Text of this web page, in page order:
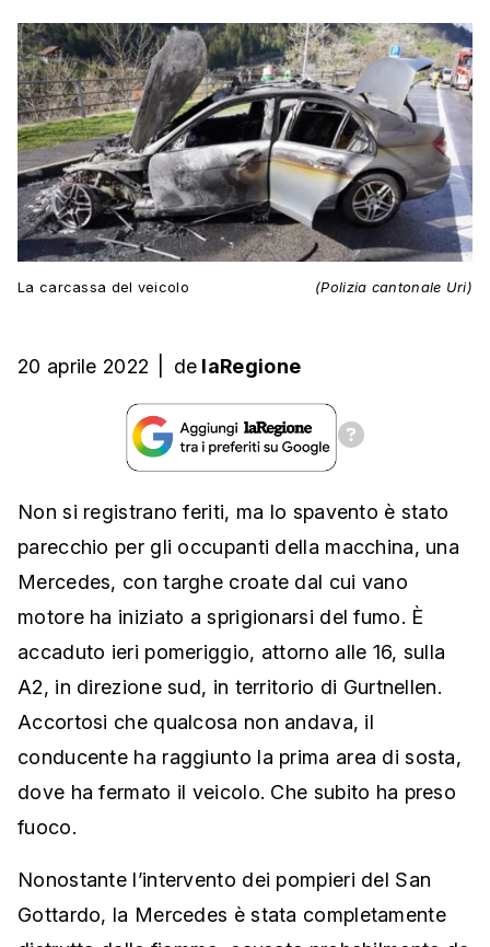
La carcassa del veicolo (Polizia cantonale Uri)
20 aprile 2022 de laRegione
Non si registrano feriti, ma lo spavento è stato
parecchio per gli occupanti della macchina, una
Mercedes, con targhe croate dal cui vano
motore ha iniziato a sprigionarsi del fumo. È
accaduto ieri pomeriggio, attorno alle 16, sulla
A2, in direzione sud, in territorio di Gurtnellen.
Accortosi che qualcosa non andava, il
conducente ha raggiunto la prima area di sosta,
dove ha fermato il veicolo. Che subito ha preso
fuoco.
Nonostante l’intervento dei pompieri del San
Gottardo, la Mercedes è stata completamente